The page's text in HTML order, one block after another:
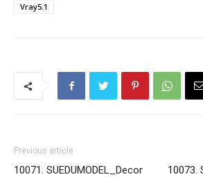
Vray5.1
Previous article
10071. SUEDUMODEL_Decor
10073.